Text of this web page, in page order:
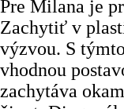
Pre Milana je
Zachytiť v
výzvou. S
vhodnou
zachytáva